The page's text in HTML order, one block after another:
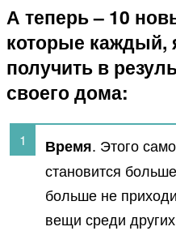
А теперь – 10
которые каждый,
получить в
своего дома:
Время. Этого
становится
больше не
вещи среди